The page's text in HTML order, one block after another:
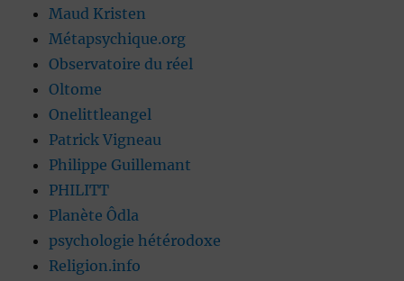
Maud Kristen
Métapsychique.org
Observatoire du réel
Oltome
Onelittleangel
Patrick Vigneau
Philippe Guillemant
PHILITT
Planète Ôdla
psychologie hétérodoxe
Religion.info